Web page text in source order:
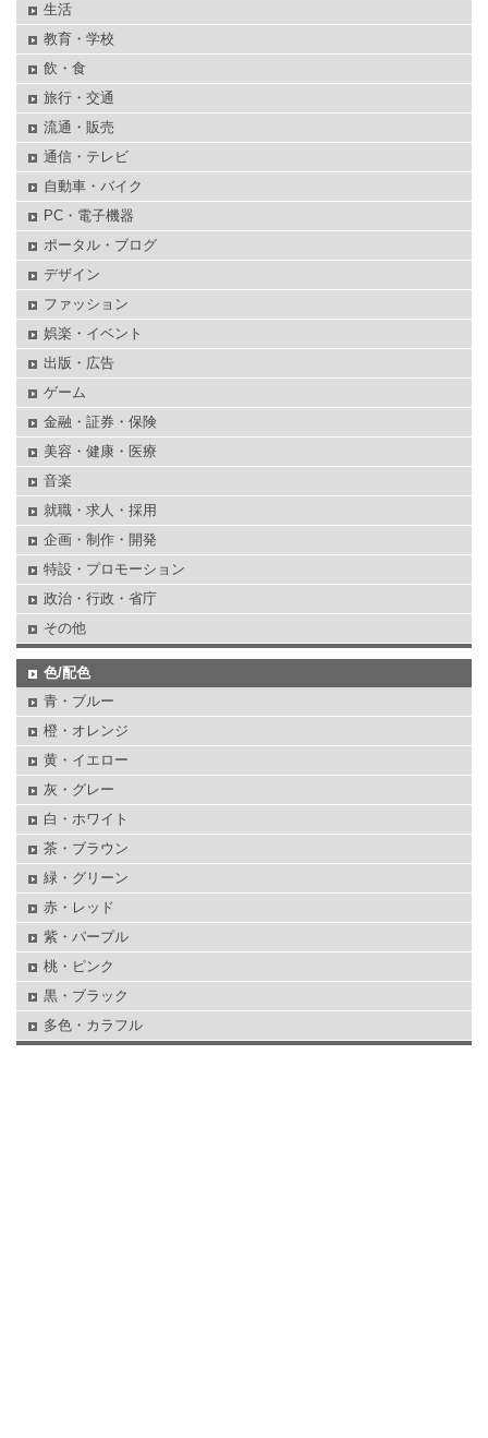
生活
教育・学校
飲・食
旅行・交通
流通・販売
通信・テレビ
自動車・バイク
PC・電子機器
ポータル・ブログ
デザイン
ファッション
娯楽・イベント
出版・広告
ゲーム
金融・証券・保険
美容・健康・医療
音楽
就職・求人・採用
企画・制作・開発
特設・プロモーション
政治・行政・省庁
その他
色/配色
青・ブルー
橙・オレンジ
黄・イエロー
灰・グレー
白・ホワイト
茶・ブラウン
緑・グリーン
赤・レッド
紫・パープル
桃・ピンク
黒・ブラック
多色・カラフル